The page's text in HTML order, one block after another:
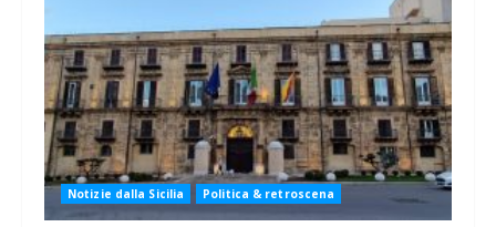
Notizie dalla Sicilia Politica & retroscena